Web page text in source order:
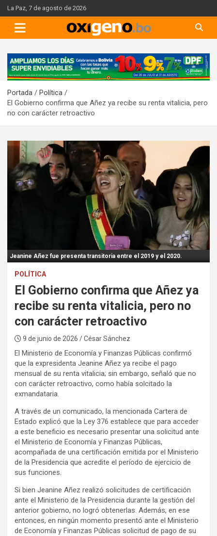
Skip
to
content
La Paz, 7 de agosto de 2026
A
d
e
r
t
s
e
m
e
Portada
Política
El Gobierno confirma que Añez ya recibe su renta vitalicia, pero
no con carácter retroactivo
Jeanine Añez fue presenta transitoria entre el 2019 y el 2020.
POLÍTICA
El Gobierno confirma que Añez ya
recibe su renta vitalicia, pero no
con carácter retroactivo
9 de junio de 2026 / César Sánchez
El Ministerio de Economía y Finanzas Públicas confirmó
que la expresidenta Jeanine Añez ya recibe el pago
mensual de su renta vitalicia; sin embargo, señaló que no
con carácter retroactivo, como había solcitado la
exmandataria.
A través de un comunicado, la mencionada Cartera de
Estado explicó que la Ley 376 establece que para acceder
a este beneficio es necesario presentar una solicitud ante
el Ministerio de Economía y Finanzas Públicas,
acompañada de una certificación emitida por el Ministerio
de la Presidencia que acredite el período de ejercicio de
sus funciones.
Si bien Jeanine Añez realizó solicitudes de certificación
ante el Ministerio de la Presidencia durante la gestión del
anterior gobierno, no logró obtenerlas. Además, en ese
entonces, en ningún momento presentó ante el Ministerio
de Economía y Finanzas Públicas solicitud de pago de su